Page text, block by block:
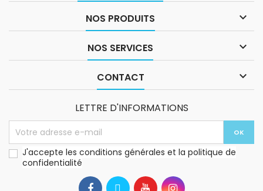
NOS PRODUITS 
NOS SERVICES 
CONTACT 
LETTRE D'INFORMATIONS
J'accepte les conditions générales et la politique de
confidentialité